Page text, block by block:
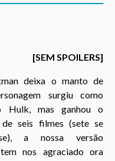
[SEM SPOILERS]
deixa o manto de
surgiu como
Hulk, mas ganhou o
seis filmes (sete se
a nossa versão
nos agraciado ora